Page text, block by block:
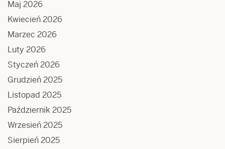
Maj 2026
Kwiecień 2026
Marzec 2026
Luty 2026
Styczeń 2026
Grudzień 2025
Listopad 2025
Październik 2025
Wrzesień 2025
Sierpień 2025